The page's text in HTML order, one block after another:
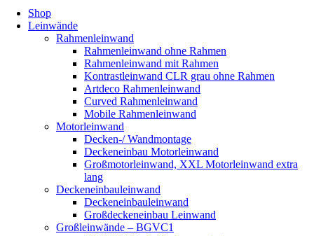
Shop
Leinwände
Rahmenleinwand
Rahmenleinwand ohne Rahmen
Rahmenleinwand mit Rahmen
Kontrastleinwand CLR grau ohne Rahmen
Artdeco Rahmenleinwand
Curved Rahmenleinwand
Mobile Rahmenleinwand
Motorleinwand
Decken-/ Wandmontage
Deckeneinbau Motorleinwand
Großmotorleinwand, XXL Motorleinwand extra
lang
Deckeneinbauleinwand
Deckeneinbauleinwand
Großdeckeneinbau Leinwand
Großleinwände – BGVC1